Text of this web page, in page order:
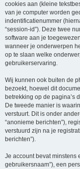
cookies aan (kleine
van je computer worden
indentificatienummer
“session-id”). Deze twee
software aan je
wanneer je onderwerpen
op te slaan welke
gebruikerservaring.
Wij kunnen ook buiten de
bezoekt, hoewel dit
betrekking op de pagina’s
De tweede manier is
verstuurt. Dit is onder
“anonieme berichten”),
verstuurd zijn na je
berichten”).
Je account bevat minstens
gebruikersnaam”), een